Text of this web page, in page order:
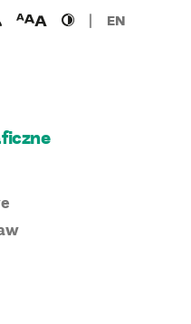
udogodnieniawielkość
czcionki
wysoki
kontrast
EN